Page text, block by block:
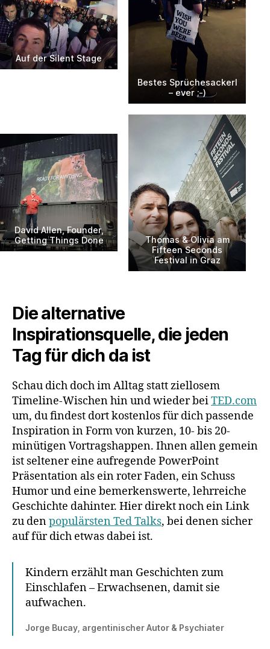
Auf der Silent Stage
Bestes Sprüchesackerl
– ever ;-)
David Allen, Founder,
Getting Things Done
Thomas & Olivia am
Fifteen Seconds
Festival in Graz
Die alternative
Inspirationsquelle, die jeden
Tag für dich da ist
Schau dich doch im Alltag statt ziellosem
Timeline-Wischen hin und wieder beiTED.com
um, du findest dort kostenlos für dich passende
Inspiration in Form von kurzen, 10- bis 20-
minütigen Vortragshappen. Ihnen allen gemein
ist seltener eine aufregende PowerPoint
Präsentation als ein roter Faden, ein Schuss
Humor und eine bemerkenswerte, lehrreiche
Geschichte dahinter. Hier direkt noch ein Link
zu denpopulärsten Ted Talks, bei denen sicher
auf für dich etwas dabei ist.
Kindern erzählt man Geschichten zum
Einschlafen – Erwachsenen, damit sie
aufwachen.
Jorge Bucay, argentinischer Autor & Psychiater